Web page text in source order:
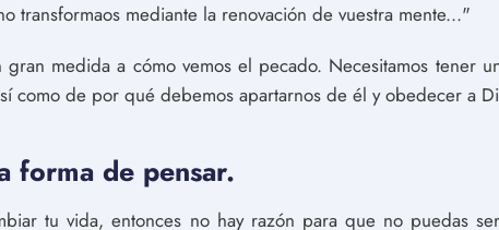
transformaos mediante la renovación de vuestra mente..."
medida a cómo vemos el pecado. Necesitamos tener
como de por qué debemos apartarnos de él y obedecer a
forma de pensar.
tu vida, entonces no hay razón para que no puedas